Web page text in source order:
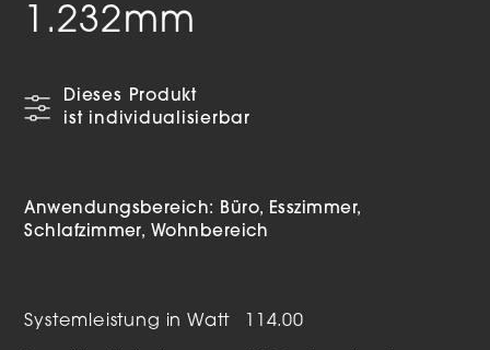
1.232mm
Dieses Produkt
ist individualisierbar
Anwendungsbereich: Büro
Esszimmer
Schlafzimmer
Wohnbereich
Systemleistung in Watt 114.00